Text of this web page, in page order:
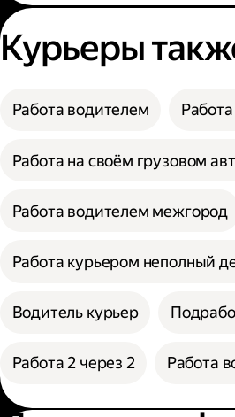
Курьеры
Работа водителем
Работа на своём грузовом
Работа водителем межгород
Работа курьером неполный
Водитель курьер
Работа 2 через 2 Работа